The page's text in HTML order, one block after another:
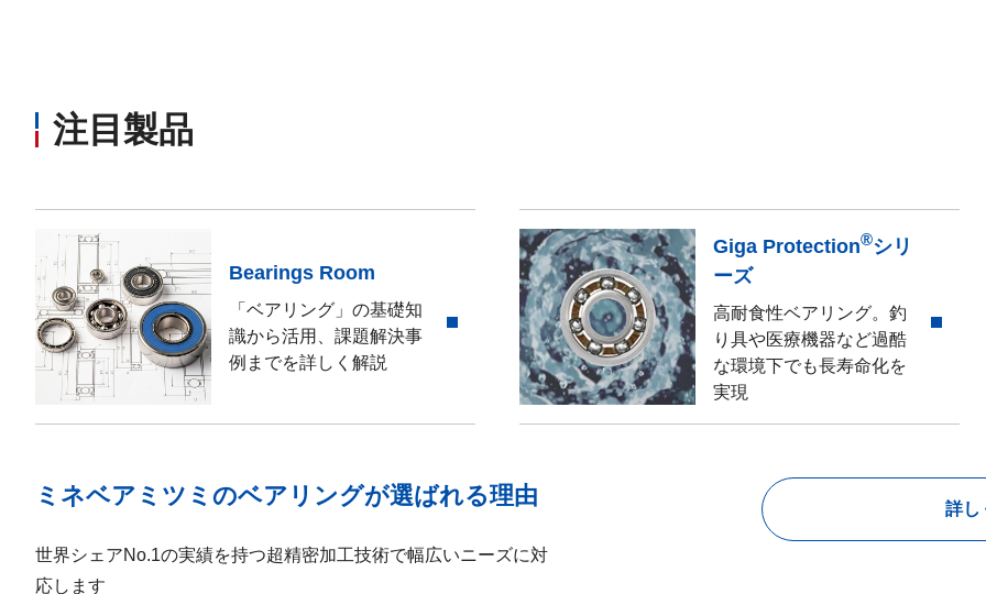
注目製品
Bearings Room
「ベアリング」の基礎知
識から活用、課題解決事
例までを詳しく解説
Giga Protection®シリ
ーズ
高耐食性ベアリング。釣
り具や医療機器など過酷
な環境下でも長寿命化を
実現
ミネベアミツミのベアリングが選ばれる理由
世界シェアNo.1の実績を持つ超精密加工技術で幅広いニーズに対
応します
詳し